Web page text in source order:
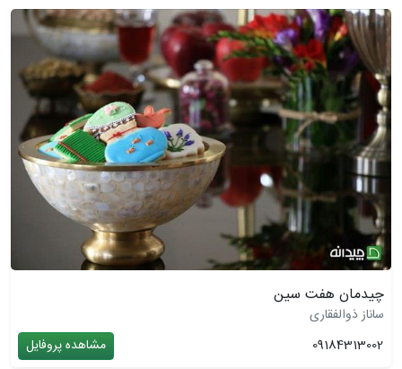
چیدمان هفت سین
ساناز ذوالفقاری
09184313002
مشاهده پروفایل